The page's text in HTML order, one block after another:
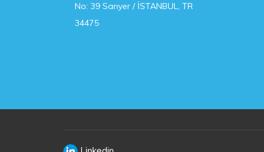
No: 39 Sarıyer / İSTANBUL, TR
34475